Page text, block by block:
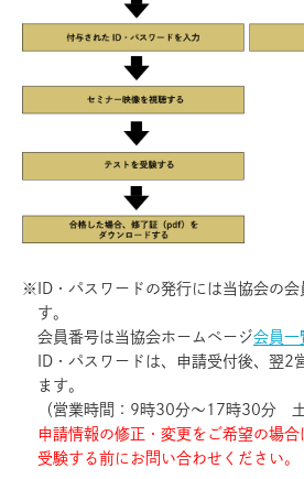
※
ID・パスワードの発行には当協会の
す。
会員番号は当協会ホームページ会員一
ID・パスワードは、申請受付後、翌2
ます。
（営業時間：9時30分～17時30分 土
申請情報の修正・変更をご希望の場合
受験する前にお問い合わせください。